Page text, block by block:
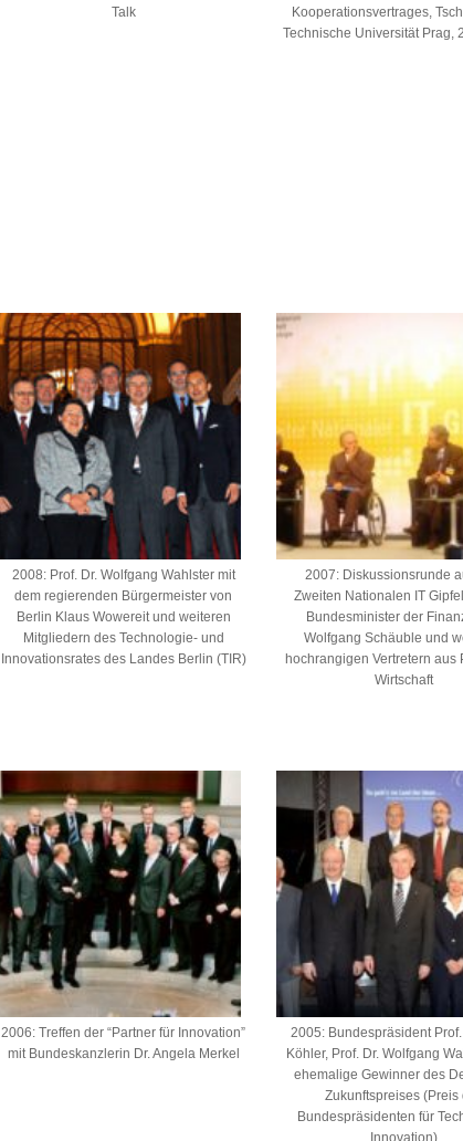
Talk
Kooperationsvertrages,
Technische Universität Prag,
2008: Prof. Dr. Wolfgang Wahlster mit
dem regierenden Bürgermeister von
Berlin Klaus Wowereit und weiteren
Mitgliedern des Technologie- und
Innovationsrates des Landes Berlin (TIR)
2007: Diskussionsrunde
Zweiten Nationalen IT
Bundesminister der
Wolfgang Schäuble und
hochrangigen Vertretern aus
Wirtschaft
2006: Treffen der “Partner für Innovation”
mit Bundeskanzlerin Dr. Angela Merkel
2005: Bundespräsident
Köhler, Prof. Dr. Wolfgang
ehemalige Gewinner des
Zukunftspreises (Preis
Bundespräsidenten für
Innovation)